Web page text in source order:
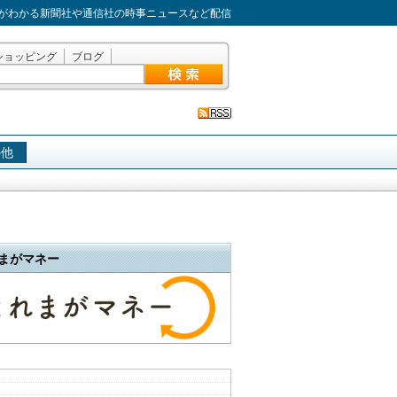
わかる新聞社や通信社の時事ニュースなど配信
ョッピング ブログ
がマネー